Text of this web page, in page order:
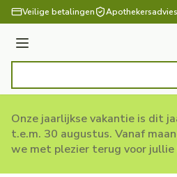
Ga naar de inhoud
Veilige betalingen Apothekersadvies
Menu
Onze jaarlijkse vakantie is dit
t.e.m. 30 augustus. Vanaf
we met plezier terug voor jullie